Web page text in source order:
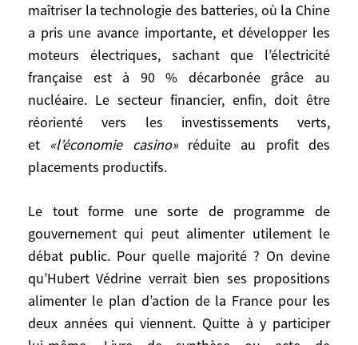
maîtriser la technologie des batteries, où la Chine
a pris une avance importante, et développer les
moteurs électriques, sachant que l’électricité
française est à 90 % décarbonée grâce au
nucléaire. Le secteur financier, enfin, doit être
réorienté vers les investissements verts,
et «l’économie casino»réduite au profit des
placements productifs.
Le tout forme une sorte de programme de
gouvernement qui peut alimenter utilement le
débat public. Pour quelle majorité ? On devine
qu’Hubert Védrine verrait bien ses propositions
alimenter le plan d’action de la France pour les
deux années qui viennent. Quitte à y participer
L’écologisation de l’industrie est la
troisième priorité. Des efforts colossaux
ont déjà été entrepris. Il s’agit de bâtir une
économie plus circulaire, capter le CO2à la
source, et aussi réformer l’industrie
numérique, qui est déjà responsable de 4
% des émissions mondiales et le sera
encore plus avec l’essor du télétravail. Les
Il faut maîtriser la technologie des
batteries, où la Chine a pris une avance
importante, et développer les moteurs
électriques, sachant que l’électricité
française est à 90 % décarbonée grâce au
nucléaire. Le secteur financier, enfin, doit
être réorienté vers les investissements